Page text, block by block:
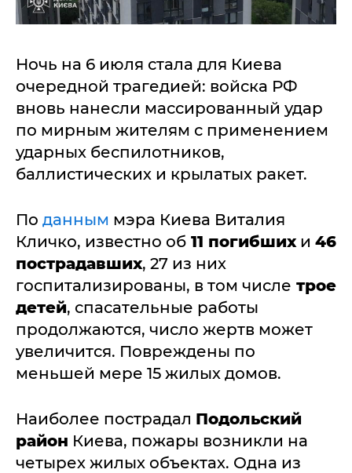
Ночь на 6 июля стала для Киева
очередной трагедией: войска РФ
вновь нанесли массированный удар
по мирным жителям с применением
ударных беспилотников,
баллистических и крылатых ракет.
По данным мэра Киева Виталия
Кличко, известно об 11 погибшихи 46
пострадавших, 27 из них
госпитализированы, в том числе трое
детей, спасательные работы
продолжаются, число жертв может
увеличится. Повреждены по
меньшей мере 15 жилых домов.
Наиболее пострадал Подольский
район Киева, пожары возникли на
четырех жилых объектах. Одна из